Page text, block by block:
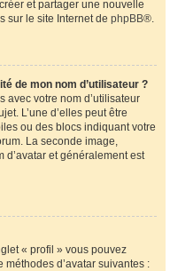
et partager une nouvelle
sur le site Internet de phpBB®.
de mon nom d’utilisateur ?
avec votre nom d’utilisateur
L’une d’elles peut être
ou des blocs indiquant votre
La seconde image,
et généralement est
« profil » vous pouvez
d’avatar suivantes :